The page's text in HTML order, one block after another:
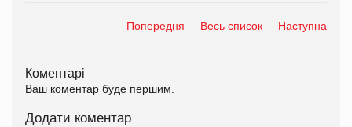
Попередня Весь список Наступна
Коментарі
Ваш коментар буде першим.
Додати коментар